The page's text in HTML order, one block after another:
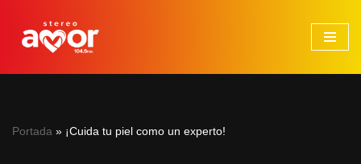
Saltar
Portada » ¡Cuida tu piel como un experto!